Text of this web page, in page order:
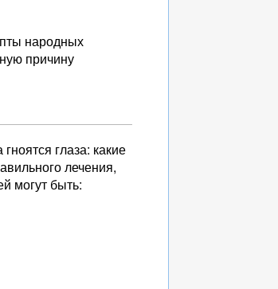
народных
причину
глаза: какие
лечения,
могут быть: